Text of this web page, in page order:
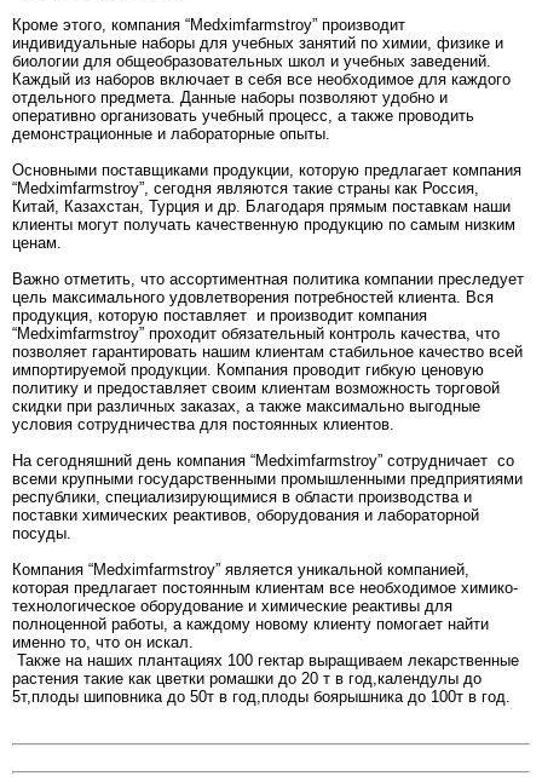
Кроме этого, компания “Medximfarmstroy” производит
индивидуальные наборы для учебных занятий по химии, физике и
биологии для общеобразовательных школ и учебных заведений.
Каждый из наборов включает в себя все необходимое для каждого
отдельного предмета. Данные наборы позволяют удобно и
оперативно организовать учебный процесс, а также проводить
демонстрационные и лабораторные опыты.
Основными поставщиками продукции, которую предлагает компания
“Medximfarmstroy”, сегодня являются такие страны как Россия,
Китай, Казахстан, Турция и др. Благодаря прямым поставкам наши
клиенты могут получать качественную продукцию по самым низким
ценам.
Важно отметить, что ассортиментная политика компании преследует
цель максимального удовлетворения потребностей клиента. Вся
продукция, которую поставляет и производит компания
“Medximfarmstroy” проходит обязательный контроль качества, что
позволяет гарантировать нашим клиентам стабильное качество всей
импортируемой продукции. Компания проводит гибкую ценовую
политику и предоставляет своим клиентам возможность торговой
скидки при различных заказах, а также максимально выгодные
условия сотрудничества для постоянных клиентов.
На сегодняшний день компания “Medximfarmstroy” сотрудничает со
всеми крупными государственными промышленными предприятиями
республики, специализирующимися в области производства и
поставки химических реактивов, оборудования и лабораторной
посуды.
Компания “Medximfarmstroy” является уникальной компанией,
которая предлагает постоянным клиентам все необходимое химико-
технологическое оборудование и химические реактивы для
полноценной работы, а каждому новому клиенту помогает найти
именно то, что он искал.
Также на наших плантациях 100 гектар выращиваем лекарственные
растения такие как цветки ромашки до 20 т в год,календулы до
5т,плоды шиповника до 50т в год,плоды боярышника до 100т в год.